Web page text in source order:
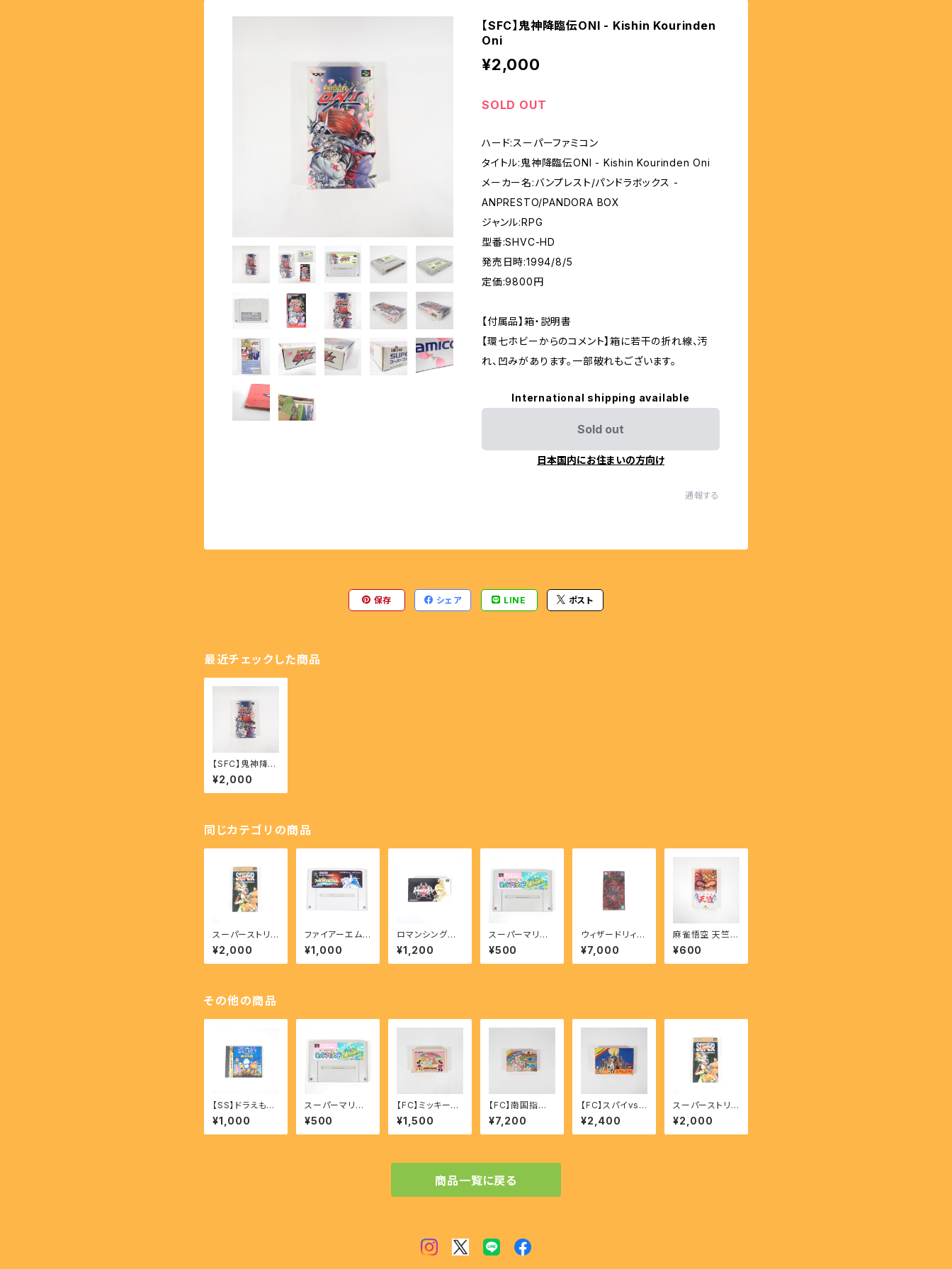
【GB】ゲームボーイ - GAME BOY
【PS】プレイステーション - PLAY STATION
【NG】ネオジオ - NEOGEO
【SS】セガサターン - SEGA SATURN
【DC】ドリームキャスト - DREAM CAST
【PCE】PCエンジン - PC ENGINE
【SFC】鬼神降臨伝ONI - Kishin Kourinden
Oni
¥2,000
SOLD OUT
ハード:スーパーファミコン
タイトル:鬼神降臨伝ONI - Kishin Kourinden Oni
メーカー名:バンプレスト/パンドラボックス -
ANPRESTO/PANDORA BOX
ジャンル:RPG
型番:SHVC-HD
発売日時:1994/8/5
定価:9800円
【付属品】箱・説明書
【環七ホビーからのコメント】箱に若干の折れ線、汚
れ、凹みがあります。一部破れもございます。
International shipping available
Sold out
日本国内にお住まいの方向け
通報する
保存 シェア LINE ポスト
最近チェックした商品
【SFC】鬼神降臨
伝ONI - Kishin
Kourinden Oni
¥2,000
同じカテゴリの商品
スーパーストリ
ートファイターⅡ
- SUPER STRE
ET FIGHTER II
¥2,000
ファイアーエム
ブレム 聖戦の系
譜 - FIRE EMB
LEM Seisen N
¥1,000
ロマンシングサ
ガ2 - Romanci
ng Sa・Ga 2 【S
FC】
¥1,200
スーパーマリオ
ヨッシーアイラン
ド - SUPER MA
RIO YOSSY IS
¥500
ウィザードリィ・
外伝Ⅳ 胎魔の鼓
動 - Wizardry
Throb of the
¥7,000
麻雀悟空 天竺 -
Majangoku Te
njiku 【SFC】
¥600
その他の商品
【SS】ドラえもん
のび太と復活の
星 - DORAEM
ON Nobita To
¥1,000
スーパーマリオ
ヨッシーアイラン
ド - SUPER MA
RIO YOSSY IS
¥500
【FC】ミッキーマ
ウス 不思議の国
の大冒険 - Mic
key Mouse A
¥1,500
【FC】南国指令!!
スパイvsスパイ
- Nangoku Shi
rei!!SPY VS S
¥7,200
【FC】スパイvsス
パイ - SPY VS
SPY
¥2,400
スーパーストリ
ートファイターⅡ
- SUPER STRE
ET FIGHTER II
¥2,000
商品一覧に戻る